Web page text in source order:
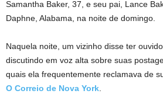
Samantha Baker, 37, e seu pai, Lance
Daphne, Alabama, na noite de domingo.
Naquela noite, um vizinho disse ter
discutindo em voz alta sobre suas
quais ela frequentemente reclamava de
O Correio de Nova York